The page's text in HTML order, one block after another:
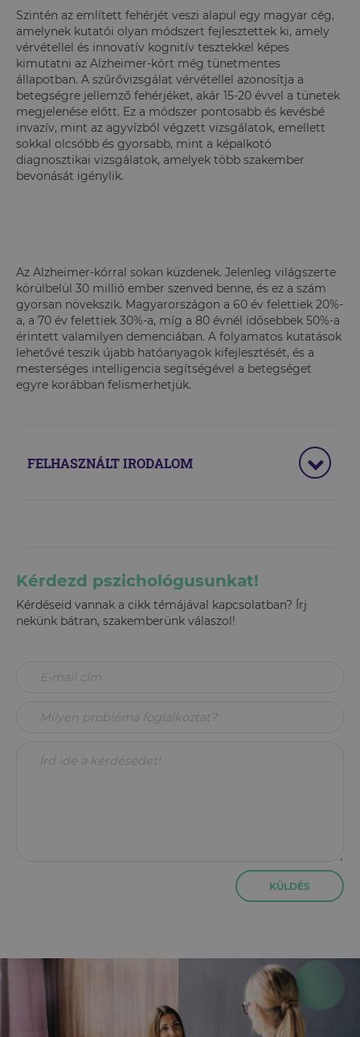
Szintén az említett fehérjét veszi alapul egy magyar cég,
amelynek kutatói olyan módszert fejlesztettek ki, amely
vérvétellel és innovatív kognitív tesztekkel képes
kimutatni az Alzheimer-kórt még tünetmentes
állapotban. A szűrővizsgálat vérvétellel azonosítja a
betegségre jellemző fehérjéket, akár 15-20 évvel a tünetek
megjelenése előtt. Ez a módszer pontosabb és kevésbé
invazív, mint az agyvízből végzett vizsgálatok, emellett
sokkal olcsóbb és gyorsabb, mint a képalkotó
diagnosztikai vizsgálatok, amelyek több szakember
bevonását igénylik.
Az Alzheimer-kórral sokan küzdenek. Jelenleg világszerte
körülbelül 30 millió ember szenved benne, és ez a szám
gyorsan növekszik. Magyarországon a 60 év felettiek 20%-
a, a 70 év felettiek 30%-a, míg a 80 évnél idősebbek 50%-a
érintett valamilyen demenciában. A folyamatos kutatások
lehetővé teszik újabb hatóanyagok kifejlesztését, és a
mesterséges intelligencia segítségével a betegséget
egyre korábban felismerhetjük.
FELHASZNÁLT IRODALOM
Kérdezd pszichológusunkat!
Kérdéseid vannak a cikk témájával kapcsolatban? Írj
nekünk bátran, szakemberünk válaszol!
KÜLDÉS